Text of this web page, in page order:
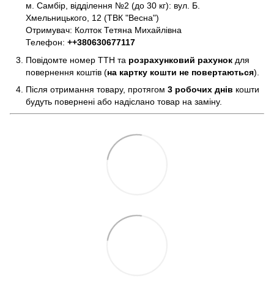
м. Самбір, відділення №2 (до 30 кг): вул. Б.
Хмельницького, 12 (ТВК "Весна")
Отримувач: Колток Тетяна Михайлівна
Телефон: ++380630677117
Повідомте номер ТТН та розрахунковий рахунок для
повернення коштів (на картку кошти не повертаються).
Після отримання товару, протягом 3 робочих днів кошти
будуть повернені або надіслано товар на заміну.